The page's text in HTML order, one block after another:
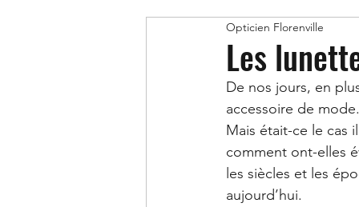
Les
Opticien Florenville
De nos jours, en
accessoire de
Mais était-ce le cas
comment ont-elles
les siècles et les
aujourd’hui.